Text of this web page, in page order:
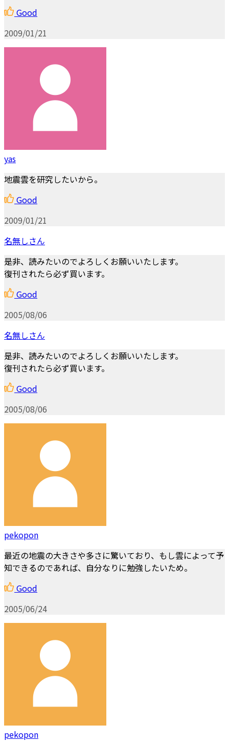
Good
2009/01/21
yas
地震雲を研究したいから。
Good
2009/01/21
名無しさん
是非、読みたいのでよろしくお願いいたします。
復刊されたら必ず買います。
Good
2005/08/06
名無しさん
是非、読みたいのでよろしくお願いいたします。
復刊されたら必ず買います。
Good
2005/08/06
pekopon
最近の地震の大きさや多さに驚いており、もし雲によって予
知できるのであれば、自分なりに勉強したいため。
Good
2005/06/24
pekopon